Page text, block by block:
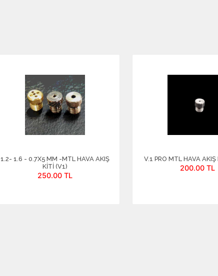
1.2- 1.6 - 0.7X5 MM -MTL HAVA AKIŞ
KITI (V1)
250.00 TL
V.1 PRO MTL HAVA
200.00 TL